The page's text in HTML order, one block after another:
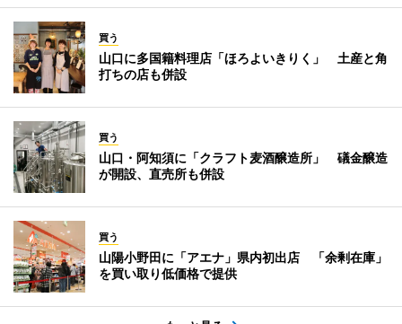
買う
山口に多国籍料理店「ほろよいきりく」 土産と角
打ちの店も併設
買う
山口・阿知須に「クラフト麦酒醸造所」 礒金醸造
が開設、直売所も併設
買う
山陽小野田に「アエナ」県内初出店 「余剰在庫」
を買い取り低価格で提供